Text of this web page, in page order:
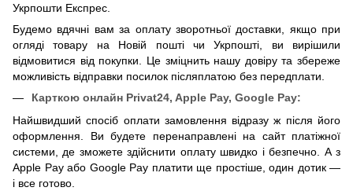
Укрпошти Експрес.
Будемо вдячні вам за оплату зворотньої доставки, якщо при
огляді товару на Новій пошті чи Укрпошті, ви вирішили
відмовитися від покупки. Це зміцнить нашу довіру та збереже
можливість відправки посилок післяплатою без передплати.
Карткою онлайн Privat24, Apple Pay, Google Pay:
Найшвидший спосіб оплати замовлення відразу ж після його
оформлення. Ви будете перенаправлені на сайт платіжної
системи, де зможете здійснити оплату швидко і безпечно. А з
Apple Pay або Google Pay платити ще простіше, один дотик —
і все готово.